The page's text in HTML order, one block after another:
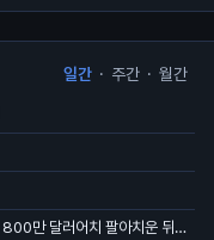
일간 · 주간 · 월간
세일러네 마이크로스트래티지가 비트코인 1억 800만 달러어치 팔아치운 뒤 시장 떡락 중